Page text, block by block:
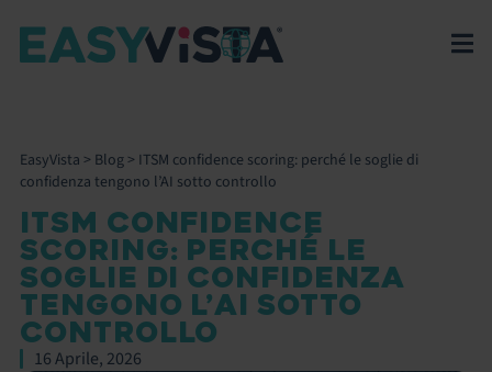
EasyVista > Blog> ITSM confidence scoring: perché le soglie di
confidenza tengono l’AI sotto controllo
ITSM CONFIDENCE
SCORING: PERCHÉ LE
SOGLIE DI CONFIDENZA
TENGONO L’AI SOTTO
CONTROLLO
16 Aprile, 2026